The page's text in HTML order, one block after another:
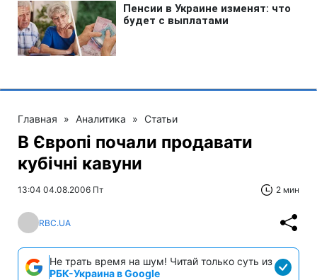
Главная » Аналитика » Статьи
В Європі почали продавати
кубічні кавуни
13:04 04.08.2006 Пт 2 мин
RBC.UA
Не трать время на шум! Читай только суть из
РБК-Украина в Google